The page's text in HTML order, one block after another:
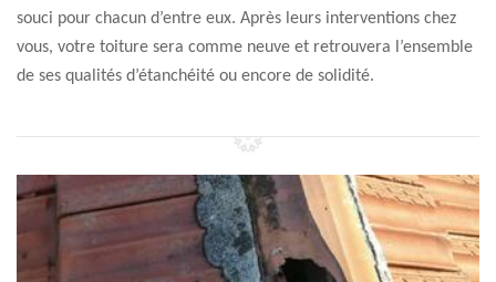
souci pour chacun d’entre eux. Après leurs interventions chez
vous, votre toiture sera comme neuve et retrouvera l’ensemble
de ses qualités d’étanchéité ou encore de solidité.